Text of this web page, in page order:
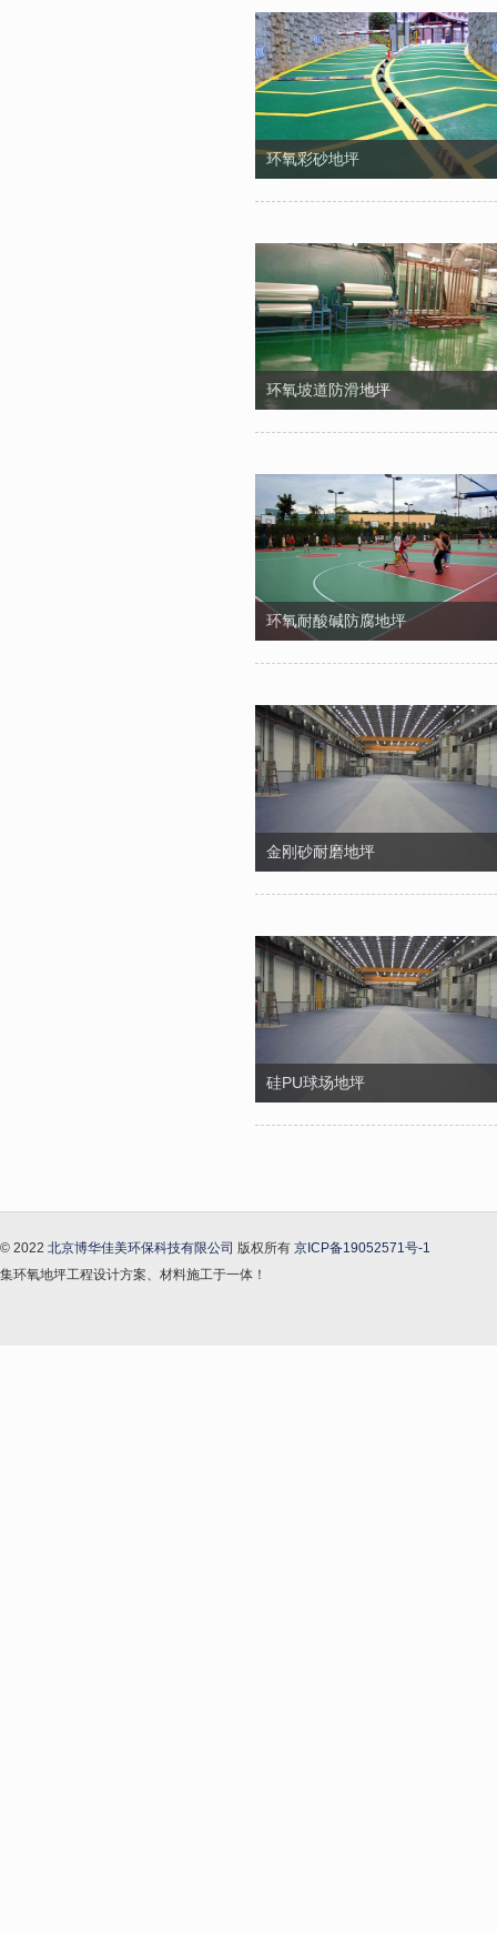
环氧彩砂地坪
环氧坡道防滑地坪
环氧耐酸碱防腐地坪
金刚砂耐磨地坪
硅PU球场地坪
© 2022 北京博华佳美环保科技有限公司 版权所有 京ICP备19052571号-1
集环氧地坪工程设计方案、材料施工于一体！